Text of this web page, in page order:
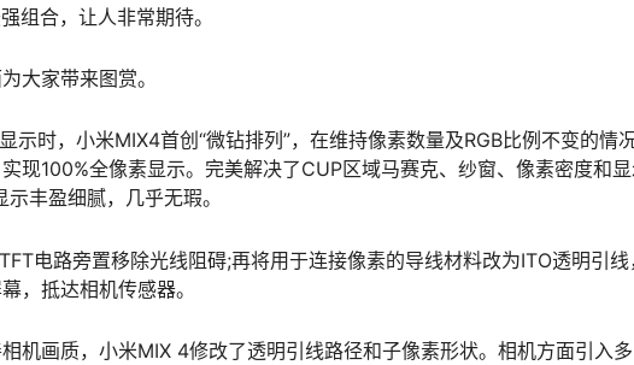
组合，让人非常期待。
大家带来图赏。
示时，小米MIX4首创“微钻排列”，在维持像素数量及RGB比例不变的情
现100%全像素显示。完美解决了CUP区域马赛克、纱窗、像素密度和
丰盈细腻，几乎无瑕。
电路旁置移除光线阻碍;再将用于连接像素的导线材料改为ITO透明引线
，抵达相机传感器。
机画质，小米MIX 4修改了透明引线路径和子像素形状。相机方面引入